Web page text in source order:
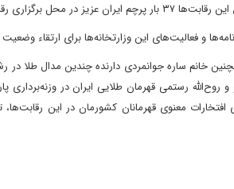
محل برگزاری رقابت‌ها به اهتزاز درآمد.
و فعالیت‌های این وزارتخانه‌ها برای ارتقاء
خانم ساره جوانمردی دارنده چندین مدال طلا در
و روح‌الله رستمی قهرمان طلایی ایران در وزنه‌برداری
افتخارات معنوی قهرمانان کشورمان در این